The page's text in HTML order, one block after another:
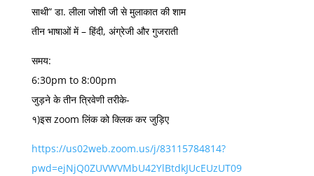
साथी” डा. लीला जोशी जी से मुलाकात की शाम
तीन भाषाओं में – हिंदी, अंग्रेजी और गुजराती
समय:
6:30pm to 8:00pm
जुड़ने के तीन त्रिवेणी तरीके-
१)इस zoom लिंक को क्लिक कर जुड़िए
https://us02web.zoom.us/j/83115784814?
pwd=ejNjQ0ZUVWVMbU42YlBtdkJUcEUzUT09